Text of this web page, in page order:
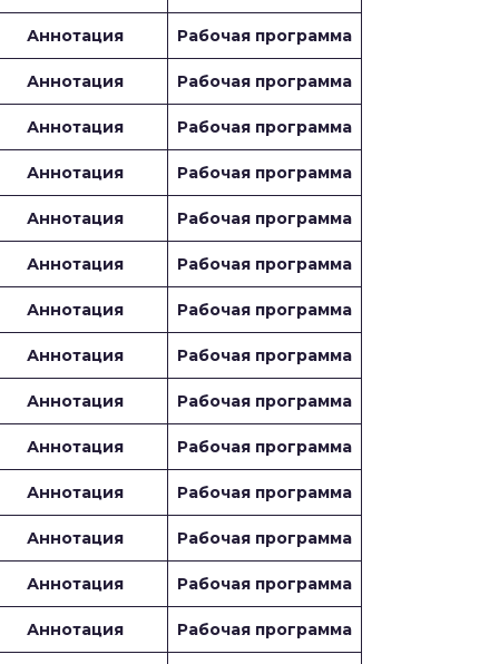
Аннотация Рабочая программа
Аннотация Рабочая программа
Аннотация Рабочая программа
Аннотация Рабочая программа
Аннотация Рабочая программа
Аннотация Рабочая программа
Аннотация Рабочая программа
Аннотация Рабочая программа
Аннотация Рабочая программа
Аннотация Рабочая программа
Аннотация Рабочая программа
Аннотация Рабочая программа
Аннотация Рабочая программа
Аннотация Рабочая программа